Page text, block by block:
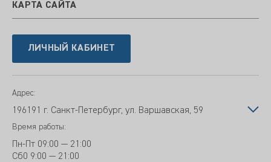
КАРТА САЙТА
ЛИЧНЫЙ КАБИНЕТ
Адрес:
196191 г. Санкт-Петербург, ул. Варшавская, 59
Время работы:
Пн-Пт 09:00 — 21:00
Сб0 9:00 — 21:00